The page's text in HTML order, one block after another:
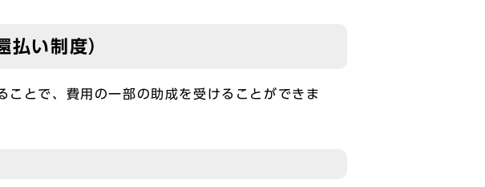
払い制度）
とで、費用の一部の助成を受けることができま